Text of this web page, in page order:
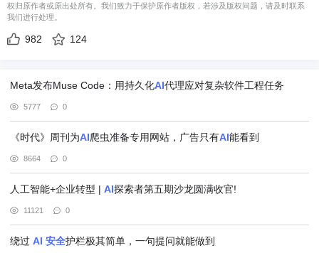
权归原作者或原出处所有。我们致力于保护原作者版权，若涉及版权问题，请及时联系
我们进行处理。
982 124
Meta发布Muse Code：用持久化AI代理应对复杂软件工程任务
5777 0
《时代》周刊为AI爬虫准备专用网站，广告只有AI能看到
8664 0
人工智能+企业转型 | AI探索者第五期沙龙圆满收官!
11121 0
绕过 AI 安全护栏极其简单，一句提问就能做到